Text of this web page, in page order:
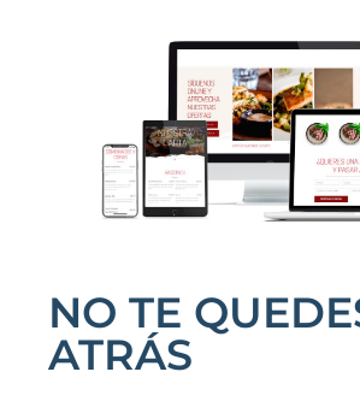
NO TE
ATRÁS